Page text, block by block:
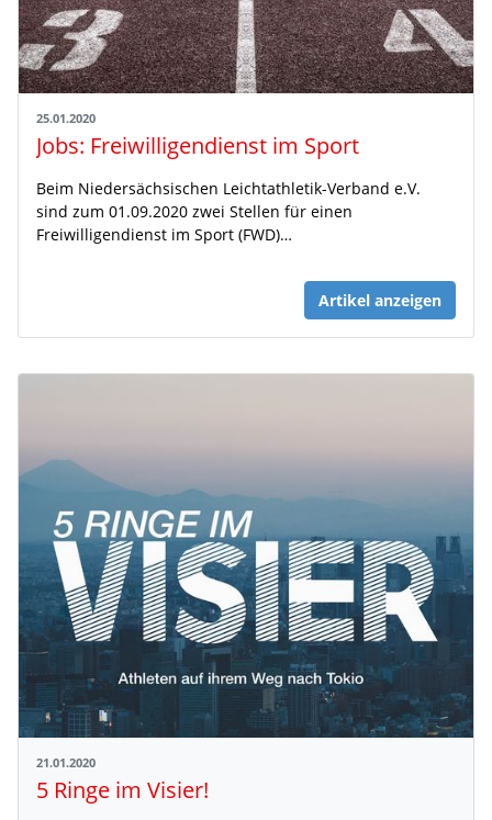
25.01.2020
Jobs: Freiwilligendienst im Sport
Beim Niedersächsischen Leichtathletik-Verband e.V.
sind zum 01.09.2020 zwei Stellen für einen
Freiwilligendienst im Sport (FWD)…
Artikel anzeigen
21.01.2020
5 Ringe im Visier!